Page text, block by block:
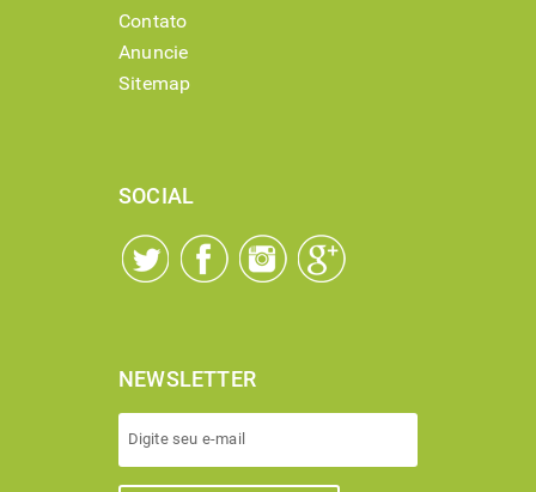
Contato
Anuncie
Sitemap
SOCIAL
NEWSLETTER